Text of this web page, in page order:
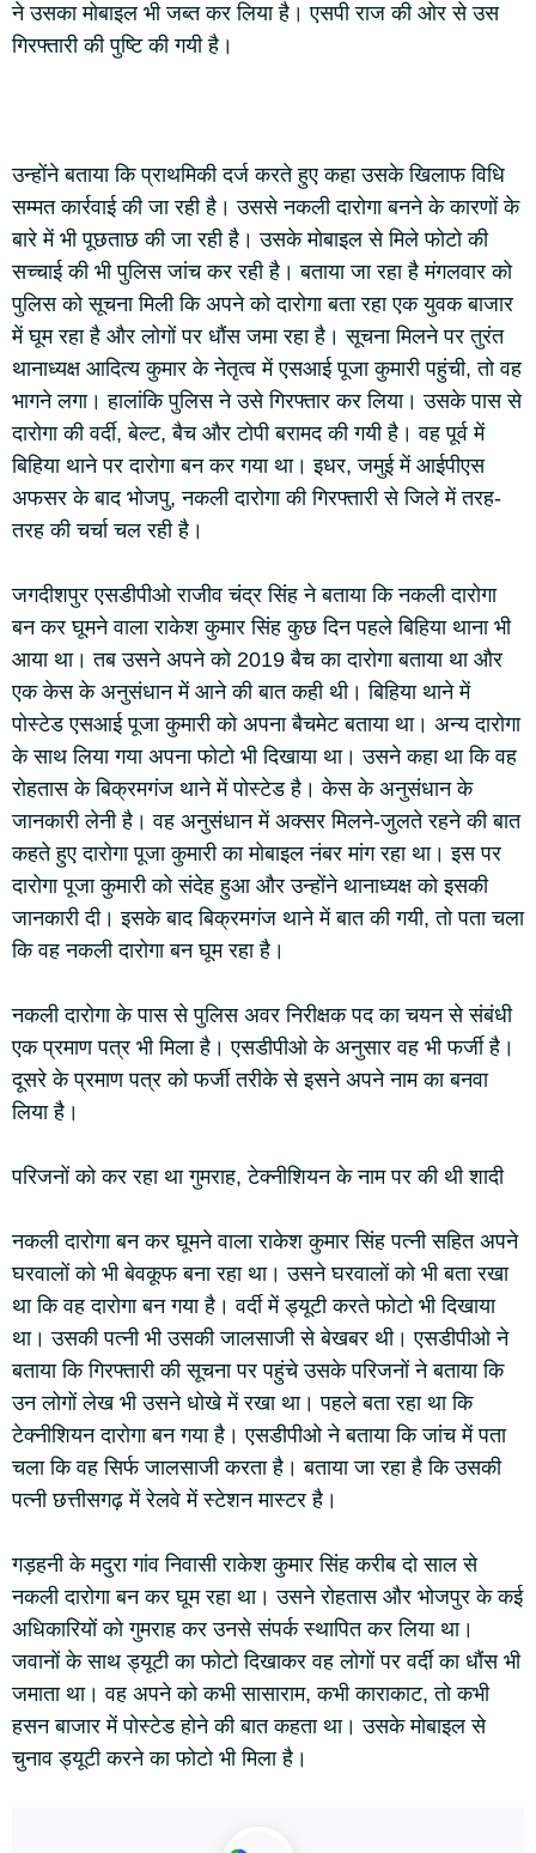
ने उसका मोबाइल भी जब्त कर लिया है। एसपी राज की ओर से उस
गिरफ्तारी की पुष्टि की गयी है।
उन्होंने बताया कि प्राथमिकी दर्ज करते हुए कहा उसके खिलाफ विधि
सम्मत कार्रवाई की जा रही है। उससे नकली दारोगा बनने के कारणों के
बारे में भी पूछताछ की जा रही है। उसके मोबाइल से मिले फोटो की
सच्चाई की भी पुलिस जांच कर रही है। बताया जा रहा है मंगलवार को
पुलिस को सूचना मिली कि अपने को दारोगा बता रहा एक युवक बाजार
में घूम रहा है और लोगों पर धौंस जमा रहा है। सूचना मिलने पर तुरंत
थानाध्यक्ष आदित्य कुमार के नेतृत्व में एसआई पूजा कुमारी पहुंची, तो वह
भागने लगा। हालांकि पुलिस ने उसे गिरफ्तार कर लिया। उसके पास से
दारोगा की वर्दी, बेल्ट, बैच और टोपी बरामद की गयी है। वह पूर्व में
बिहिया थाने पर दारोगा बन कर गया था। इधर, जमुई में आईपीएस
अफसर के बाद भोजपु, नकली दारोगा की गिरफ्तारी से जिले में तरह-
तरह की चर्चा चल रही है।
जगदीशपुर एसडीपीओ राजीव चंद्र सिंह ने बताया कि नकली दारोगा
बन कर घूमने वाला राकेश कुमार सिंह कुछ दिन पहले बिहिया थाना भी
आया था। तब उसने अपने को 2019 बैच का दारोगा बताया था और
एक केस के अनुसंधान में आने की बात कही थी। बिहिया थाने में
पोस्टेड एसआई पूजा कुमारी को अपना बैचमेट बताया था। अन्य दारोगा
के साथ लिया गया अपना फोटो भी दिखाया था। उसने कहा था कि वह
रोहतास के बिक्रमगंज थाने में पोस्टेड है। केस के अनुसंधान के
जानकारी लेनी है। वह अनुसंधान में अक्सर मिलने-जुलते रहने की बात
कहते हुए दारोगा पूजा कुमारी का मोबाइल नंबर मांग रहा था। इस पर
दारोगा पूजा कुमारी को संदेह हुआ और उन्होंने थानाध्यक्ष को इसकी
जानकारी दी। इसके बाद बिक्रमगंज थाने में बात की गयी, तो पता चला
कि वह नकली दारोगा बन घूम रहा है।
नकली दारोगा के पास से पुलिस अवर निरीक्षक पद का चयन से संबंधी
एक प्रमाण पत्र भी मिला है। एसडीपीओ के अनुसार वह भी फर्जी है।
दूसरे के प्रमाण पत्र को फर्जी तरीके से इसने अपने नाम का बनवा
लिया है।
परिजनों को कर रहा था गुमराह, टेक्नीशियन के नाम पर की थी शादी
नकली दारोगा बन कर घूमने वाला राकेश कुमार सिंह पत्नी सहित अपने
घरवालों को भी बेवकूफ बना रहा था। उसने घरवालों को भी बता रखा
था कि वह दारोगा बन गया है। वर्दी में ड्यूटी करते फोटो भी दिखाया
था। उसकी पत्नी भी उसकी जालसाजी से बेखबर थी। एसडीपीओ ने
बताया कि गिरफ्तारी की सूचना पर पहुंचे उसके परिजनों ने बताया कि
उन लोगों लेख भी उसने धोखे में रखा था। पहले बता रहा था कि
टेक्नीशियन दारोगा बन गया है। एसडीपीओ ने बताया कि जांच में पता
चला कि वह सिर्फ जालसाजी करता है। बताया जा रहा है कि उसकी
पत्नी छत्तीसगढ़ में रेलवे में स्टेशन मास्टर है।
गड़हनी के मदुरा गांव निवासी राकेश कुमार सिंह करीब दो साल से
नकली दारोगा बन कर घूम रहा था। उसने रोहतास और भोजपुर के कई
अधिकारियों को गुमराह कर उनसे संपर्क स्थापित कर लिया था।
जवानों के साथ ड्यूटी का फोटो दिखाकर वह लोगों पर वर्दी का धौंस भी
जमाता था। वह अपने को कभी सासाराम, कभी काराकाट, तो कभी
हसन बाजार में पोस्टेड होने की बात कहता था। उसके मोबाइल से
चुनाव ड्यूटी करने का फोटो भी मिला है।